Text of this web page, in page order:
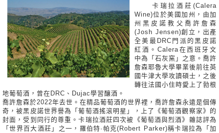
卡瑞拉酒莊(Calera
Wine)位於美國加州，由加
州黑皮諾教父喬許詹森
(Josh Jensen)創立，出產
全美最DRC門派的黑皮諾
紅酒。Calera在西班牙文
中為「石灰窯」之意。喬許
詹森耶魯大學畢業後前往英
國牛津大學攻讀碩士，之後
轉往法國小住時愛上了勃根
地葡萄酒，曾在DRC、Dujac學習釀酒。
喬許詹森於2022年去世。在精品葡萄酒的世界裡，喬許詹森永遠是個傳
奇，被黑皮諾世界譽為「葡萄酒搖滾明星」，上了《葡萄酒觀察家》的
封面，受到同行的尊重。卡瑞拉酒莊四次被《葡萄酒與烈酒》雜誌評為
「世界百大酒莊」之一，羅伯特·帕克(Robert Parker)稱卡瑞拉為「加